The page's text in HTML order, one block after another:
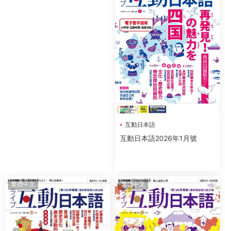
互動日本語
互動日本語2026年1月號
繁體中文 繁體中文